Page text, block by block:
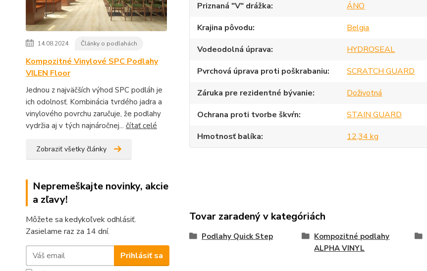
14.08.2024 Články o podlahách
Kompozitné Vinylové SPC Podlahy
VILEN Floor
Jednou z najväčších výhod SPC podláh je
ich odolnosť. Kombinácia tvrdého jadra a
vinylového povrchu zaručuje, že podlahy
vydržia aj v tých najnáročnej... čítať celé
Zobraziť všetky články
Nepremeškajte novinky, akcie
a zľavy!
Môžete sa kedykoľvek odhlásiť.
Zasielame raz za 14 dní.
Prihlásiť sa
Priznaná "V" drážka
ÁNO
Krajina pôvodu
Belgia
Vodeodolná úprava
HYDROSEAL
Pvrchová úprava proti poškrabaniu
SCRATCH GUARD
Záruka pre rezidentné bývanie
Doživotná
Ochrana proti tvorbe škvŕn
STAIN GUARD
Hmotnosť balíka
12,34 kg
Tovar zaradený v kategóriách
Podlahy Quick Step
Kompozitné podlahy
ALPHA VINYL